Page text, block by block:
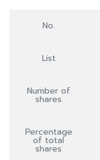
No.
List
Number of
shares
Percentage
of total
shares